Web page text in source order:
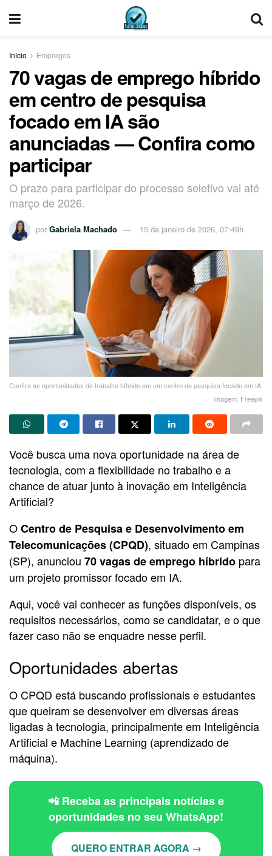
Início Empregos
70 vagas de emprego híbrido
em centro de pesquisa
focado em IA são
anunciadas — Confira como
participar
O prazo para participar do processo seletivo vai até
março de 2026.
por Gabriela Machado 15 de janeiro de 2026, 07:49h
Confira as oportunidades de trabalho híbrido em um centro de pesquisa focado em IA.
Imagem: Freepik
Você busca uma nova oportunidade na área de
tecnologia, com a flexibilidade no trabalho e a
chance de atuar junto à inovação em Inteligência
Artificial?
OCentro de Pesquisa e Desenvolvimento em
Telecomunicações (CPQD), situado em Campinas
(SP), anunciou 70 vagas de emprego híbrido para
um projeto promissor focado em IA.
Aqui, você vai conhecer as funções disponíveis, os
requisitos necessários, como se candidatar, e o que
fazer caso não se enquadre nesse perfil.
Oportunidades abertas
O CPQD está buscando profissionais e estudantes
que queiram se desenvolver em diversas áreas
ligadas à tecnologia, principalmente em Inteligência
Artificial e Machine Learning (aprendizado de
máquina).
📲 Receba as principais notícias e
oportunidades no seu WhatsApp!
QUERO ENTRAR AGORA →